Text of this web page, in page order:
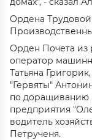
Ордена
Орден Почета из
оператор
Татьяна
"Гервяты"
по доращиванию
предприятия
водитель
Петрученя.